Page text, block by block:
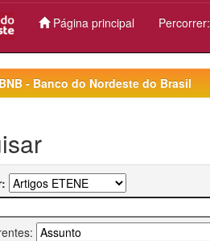
Página principal Percorrer:
- Banco do Nordeste do Brasil